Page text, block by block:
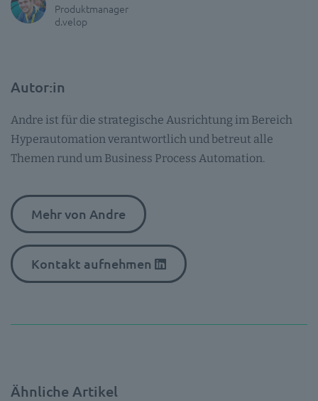
Autor:in
Andre ist für die strategische Ausrichtung im Bereich
Hyperautomation verantwortlich und betreut alle
Themen rund um Business Process Automation.
Mehr von Andre
Kontakt aufnehmen
Produktmanager
d.velop
Ähnliche Artikel